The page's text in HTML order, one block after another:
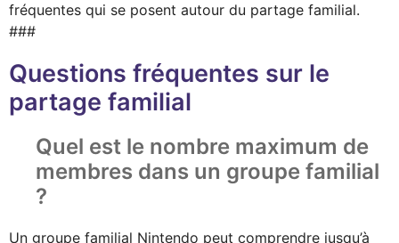
fréquentes qui se posent autour du partage familial.
###
Questions fréquentes sur le
partage familial
Quel est le nombre maximum de
membres dans un groupe familial
?
Un groupe familial Nintendo peut comprendre jusqu’à